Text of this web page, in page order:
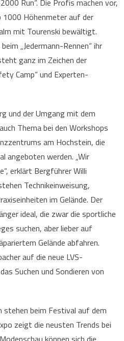
Run“. Die Profis machen vor,
1000 Höhenmeter auf der
mit Tourenski bewältigt.
„Jedermann-Rennen“ ihr
ganz im Zeichen der
Camp“ und Experten-
und der Umgang mit dem
Thema bei den Workshops
am Hochstein, die
angeboten werden. „Wir
erklärt Bergführer Willi
Technikeinweisung,
im Gelände. Der
ideal, die zwar die sportliche
suchen, aber lieber auf
Gelände abfahren.
auf die neue LVS-
Suchen und Sondieren von
stehen beim Festival auf dem
zeigt die neusten Trends bei